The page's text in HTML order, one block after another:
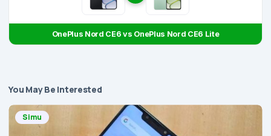
OnePlus Nord CE6 vs OnePlus Nord CE6 Lite
You May Be Interested
Simu